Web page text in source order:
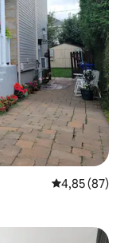
4,85 ud af 5 i
4,85 (87)